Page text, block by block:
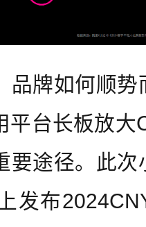
品牌如何顺
平台长板放大
要途径。此
发布